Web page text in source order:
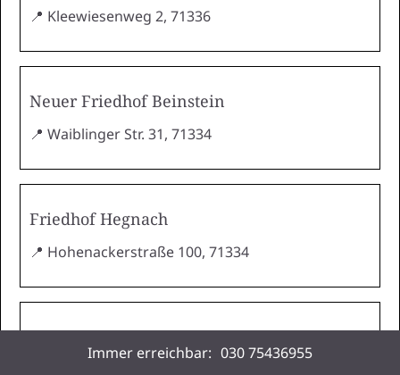
📍 Kleewiesenweg 2, 71336
Neuer Friedhof Beinstein
📍 Waiblinger Str. 31, 71334
Friedhof Hegnach
📍 Hohenackerstraße 100, 71334
Friedhof Neustadt
Immer erreichbar: 030 75436955